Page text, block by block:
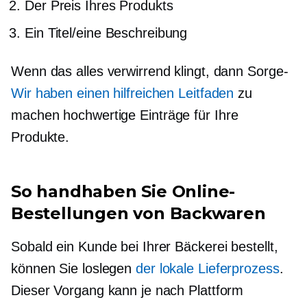
Der Preis Ihres Produkts
Ein Titel/eine Beschreibung
Wenn das alles verwirrend klingt, dann Sorge-
Wir haben einen hilfreichen Leitfaden zu
machen hochwertige Einträge für Ihre
Produkte.
So handhaben Sie Online-
Bestellungen von Backwaren
Sobald ein Kunde bei Ihrer Bäckerei bestellt,
können Sie loslegen der lokale Lieferprozess.
Dieser Vorgang kann je nach Plattform